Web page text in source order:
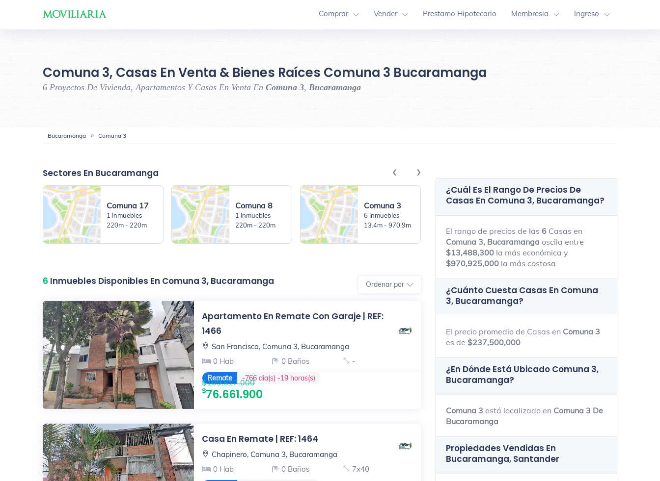
Comprar Vender Prestamo Hipotecario Membresia Ingreso
Comuna 3, Casas En Venta & Bienes Raíces Comuna 3 Bucaramanga
6 Proyectos De Vivienda, Apartamentos Y Casas En Venta En Comuna 3, Bucaramanga
Bucaramanga Comuna 3
Sectores En Bucaramanga
Comuna 17
1 Inmuebles
220m - 220m
Comuna 8
1 Inmuebles
220m - 220m
Comuna 3
6 Inmuebles
13.4m - 970.9m
Comuna 13
7 Inmuebles
‹ ›
6 Inmuebles Disponibles En Comuna 3, Bucaramanga Ordenar por
Apartamento En Remate Con Garaje | REF:
1466
San Francisco, Comuna 3, Bucaramanga
0 Hab
0 Baños -
Remate -766 dia(s) -19 horas(s)
$109.517.000
76.661.900
Casa En Remate | REF: 1464
Chapinero, Comuna 3, Bucaramanga
0 Hab
0 Baños 7x40
¿Cuál Es El Rango De Precios De
Casas En Comuna 3, Bucaramanga?
El rango de precios de las 6 Casas en
Comuna 3, Bucaramanga oscila entre
$13,488,300 la más económica y
$970,925,000 la más costosa
¿Cuánto Cuesta Casas En Comuna
3, Bucaramanga?
El precio promedio de Casas en Comuna 3
es de $237,500,000
¿En Dónde Está Ubicado Comuna 3,
Bucaramanga?
Comuna 3 está localizado en Comuna 3 De
Bucaramanga
Propiedades Vendidas En
Bucaramanga, Santander